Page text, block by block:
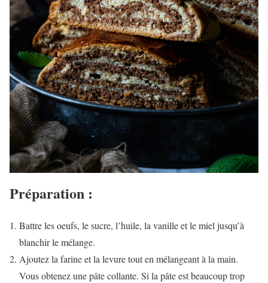
Préparation :
Battre les oeufs, le sucre, l’huile, la vanille et le miel jusqu’à
blanchir le mélange.
Ajoutez la farine et la levure tout en mélangeant à la main.
Vous obtenez une pâte collante. Si la pâte est beaucoup trop